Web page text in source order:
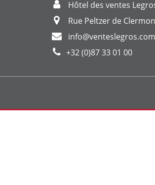
Hôtel des ventes
Rue Peltzer de
info@venteslegros.com
+32 (0)87 33 01 00